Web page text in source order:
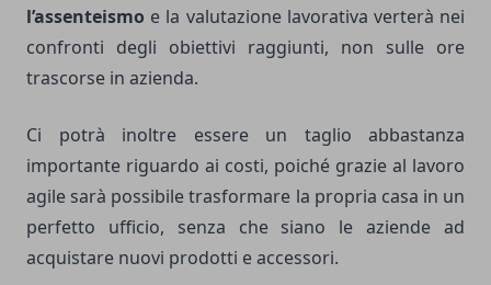
l’assenteismo e la valutazione lavorativa verterà nei
confronti degli obiettivi raggiunti, non sulle ore
trascorse in azienda.
Ci potrà inoltre essere un taglio abbastanza
importante riguardo ai costi, poiché grazie al lavoro
agile sarà possibile trasformare la propria casa in un
perfetto ufficio, senza che siano le aziende ad
acquistare nuovi prodotti e accessori.